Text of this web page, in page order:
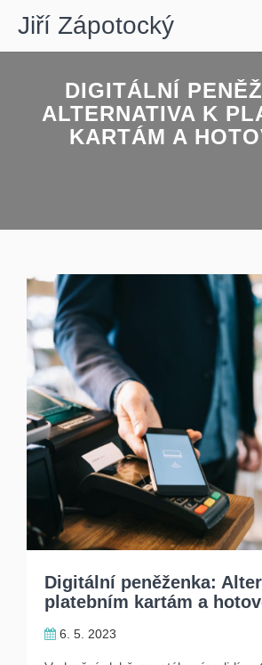
Jiří Zápotocký
DIGITÁLNÍ
ALTERNATIVA K
KARTÁM A
Digitální peněženka:
platebním kartám a
6. 5. 2023